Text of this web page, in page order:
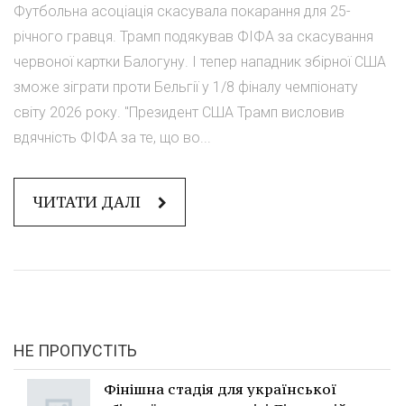
Футбольна асоціація скасувала покарання для 25-
річного гравця. Трамп подякував ФІФА за скасування
червоної картки Балогуну. І тепер нападник збірної США
зможе зіграти проти Бельгії у 1/8 фіналу чемпіонату
світу 2026 року. "Президент США Трамп висловив
вдячність ФІФА за те, що во...
ЧИТАТИ ДАЛІ
НЕ ПРОПУСТІТЬ
Фінішна стадія для української